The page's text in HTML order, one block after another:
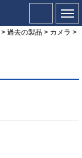
> 過去の製品 > カメラ >